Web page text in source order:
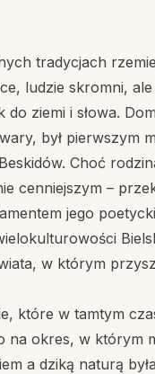
tradycjach
ludzie skromni,
ziemi i słowa.
był pierwszym
Choć
cenniejszym –
jego
w którym
które w tamtym
na okres, w którym
a dziką naturą